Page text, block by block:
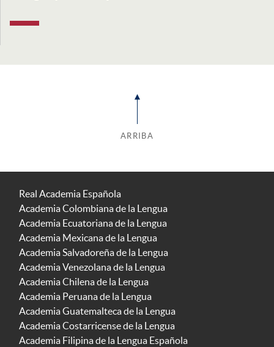
ARRIBA
Real Academia Española
Academia Colombiana de la Lengua
Academia Ecuatoriana de la Lengua
Academia Mexicana de la Lengua
Academia Salvadoreña de la Lengua
Academia Venezolana de la Lengua
Academia Chilena de la Lengua
Academia Peruana de la Lengua
Academia Guatemalteca de la Lengua
Academia Costarricense de la Lengua
Academia Filipina de la Lengua Española